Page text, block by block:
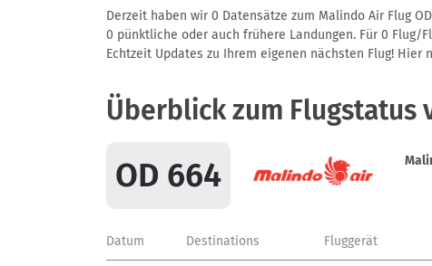
Derzeit haben wir 0 Datensätze zum Malindo Air Flug
0 pünktliche oder auch frühere Landungen. Für 0 Flug/
Echtzeit Updates zu Ihrem eigenen nächsten Flug!
Überblick zum Flugstatus
OD 664
Datum Destinations Fluggerät